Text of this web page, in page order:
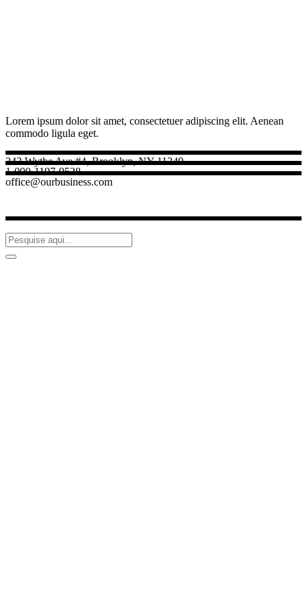
Lorem ipsum dolor sit amet, consectetuer adipiscing elit. Aenean
commodo ligula eget.
242 Wythe Ave #4, Brooklyn, NY 11249
1-090-1197-9528
office@ourbusiness.com